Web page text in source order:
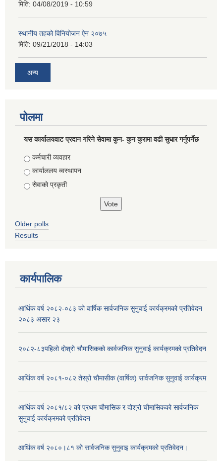
मिति: 04/08/2019 - 10:59
स्थानीय तहको विनियोजन ऐन २०७५
मिति: 09/21/2018 - 14:03
अन्य
पोलमा
यस कार्यालयवाट प्रदान गरिने सेवामा कुन- कुन कुरामा वढी सुधार गर्नुपर्नेछ
Choices
कर्मचारी व्यवहार
कार्याललय व्वस्थापन
सेवाको प्रकृती
Older polls
Results
कार्यपालिक
आर्थिक वर्ष २०८२-०८३ को वार्षिक सार्वजनिक सुनुवाई कार्यक्रमको प्रतिवेदन
२०८३ असार २३
२०८२-८३पहिलो दोश्रो चौमासिकको कार्वजनिक सुनुवाई कार्यक्रमको प्रतिवेदन
आर्थिक वर्ष २०८१-०८२ तेस्रो चौमासीक (वार्षिक) सार्वजनिक सुनुवाई कार्यक्रम
आर्थिक वर्ष २०८१/८२ को प्रथम चौमासिक र दोश्रो चौमासिकको सार्वजनिक
सुनुवाई कार्यक्रमको प्रतिवेदन
आर्थिक वर्ष २०८०।८१ को सार्वजनिक सुनुवाइ कार्यक्रमको प्रतिवेदन।